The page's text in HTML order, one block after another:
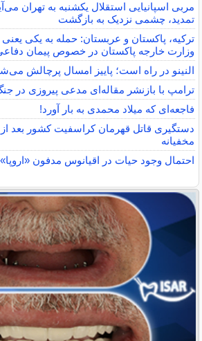
مربی اسپانیایی استقلال یکشنبه به تهران
تمدید، چشمی نزدیک به بازگشت
ترکیه، پاکستان و عربستان: حمله به یکی یعنی
وزارت خارجه پاکستان در خصوص پیمان
النینو در راه است؛ پاییز امسال پرچالش
ترامپ با بازنشر مقاله‌ای مدعی پیروزی در
فاجعه‌ای که میلاد محمدی به بار آورد!
مخفیانه
احتمال وجود حیات در اقیانوس مدفون «اروپا»